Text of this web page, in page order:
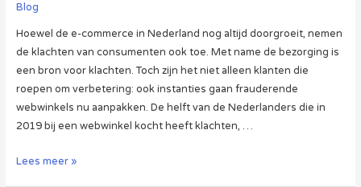
Blog
Hoewel de e-commerce in Nederland nog altijd doorgroeit, nemen
de klachten van consumenten ook toe. Met name de bezorging is
een bron voor klachten. Toch zijn het niet alleen klanten die
roepen om verbetering: ook instanties gaan frauderende
webwinkels nu aanpakken. De helft van de Nederlanders die in
2019 bij een webwinkel kocht heeft klachten, …
Klachten
Lees meer »